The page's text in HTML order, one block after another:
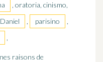
, oratoria, cinismo,
Daniel , parisino
,
,
raisons de